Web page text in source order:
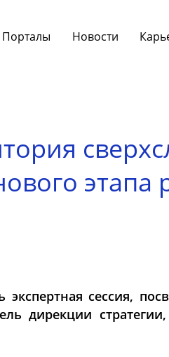
Порталы Новости
этапа
сессия,
дирекции